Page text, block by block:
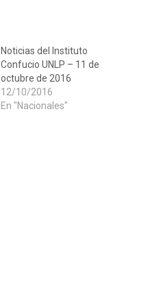
Noticias del Instituto
Confucio UNLP – 11 de
octubre de 2016
12/10/2016
En "Nacionales"